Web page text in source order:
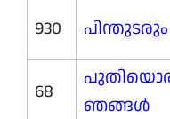
930
68
പുതിയൊരു
ഞങ്ങള്‍